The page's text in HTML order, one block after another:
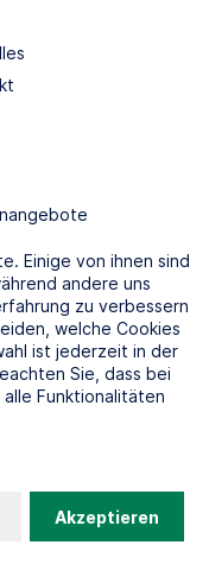
Einige von ihnen sind
andere uns
zu verbessern
welche Cookies
ist jederzeit in der
Sie, dass bei
Funktionalitäten
Akzeptieren